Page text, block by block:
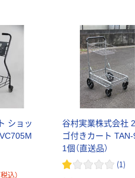
ショッ
税込）
谷村実業株式会社
ゴ付きカート TAN-
1個（直送品）
(1)